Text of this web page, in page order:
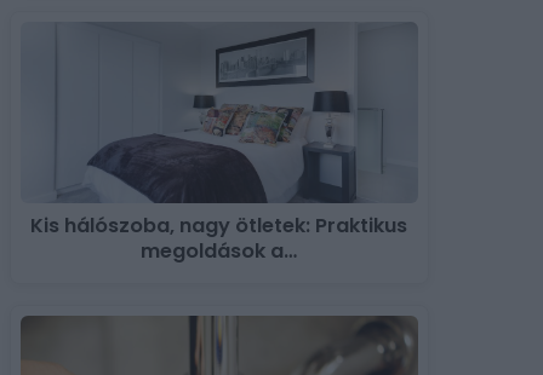
Kis hálószoba, nagy ötletek: Praktikus
megoldások a…